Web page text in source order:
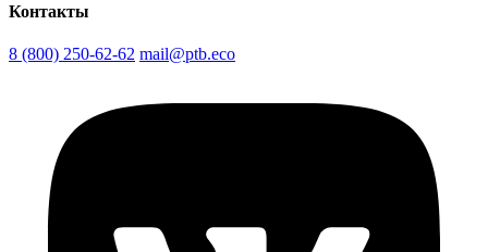
Контакты
8 (800) 250-62-62 mail@ptb.eco